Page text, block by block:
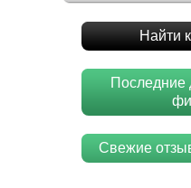
Найти
Последние
Свежие